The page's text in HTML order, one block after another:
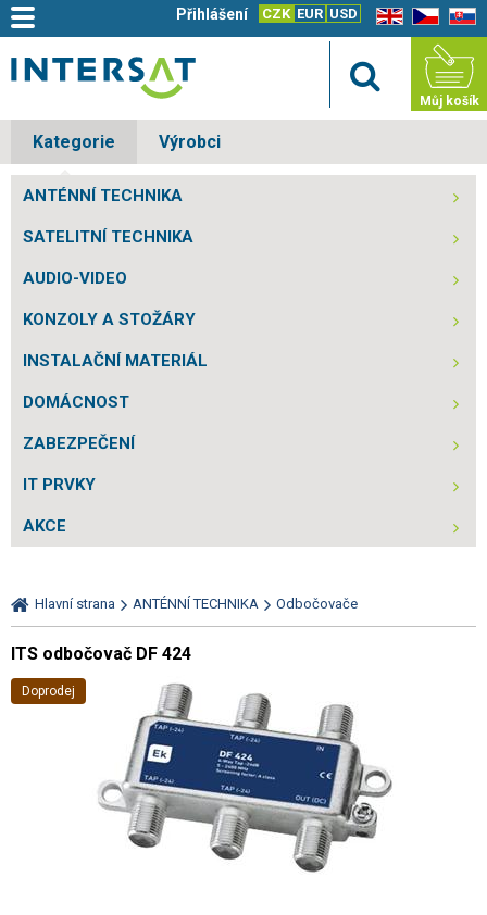
EN CZ SK
CZK EUR USD
Přihlášení
Můj košík
Kategorie Výrobci
ANTÉNNÍ TECHNIKA
SATELITNÍ TECHNIKA
AUDIO-VIDEO
KONZOLY A STOŽÁRY
INSTALAČNÍ MATERIÁL
DOMÁCNOST
ZABEZPEČENÍ
IT PRVKY
AKCE
Hlavní strana ANTÉNNÍ TECHNIKA Odbočovače
ITS odbočovač DF 424
Doprodej